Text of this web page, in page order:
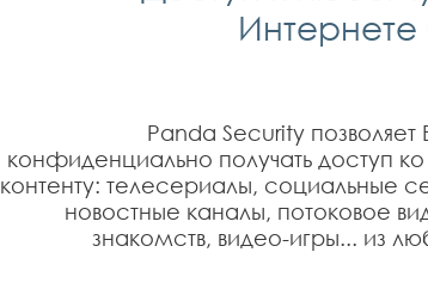
Panda Security
конфиденциально получать доступ
контенту: телесериалы, социальные
новостные каналы, потоковое
знакомств, видео-игры... из